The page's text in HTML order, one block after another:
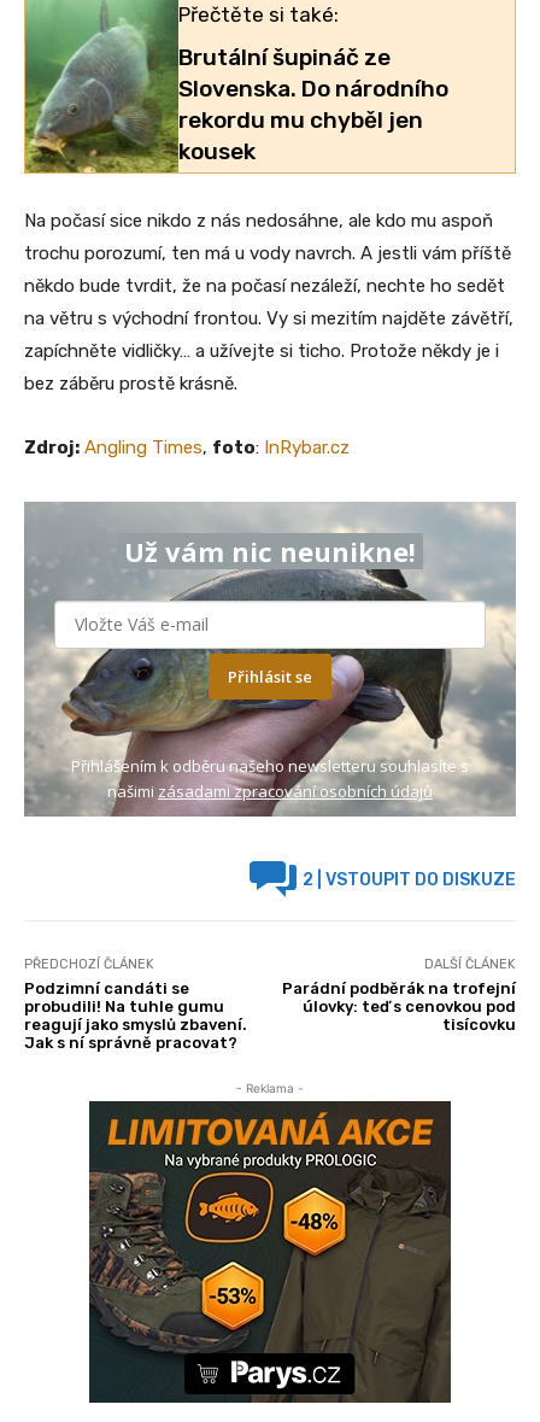
Přečtěte si také:
Brutální šupináč ze
Slovenska. Do národního
rekordu mu chyběl jen
kousek
Na počasí sice nikdo z nás nedosáhne, ale kdo mu aspoň
trochu porozumí, ten má u vody navrch. A jestli vám příště
někdo bude tvrdit, že na počasí nezáleží, nechte ho sedět
na větru s východní frontou. Vy si mezitím najděte závětří,
zapíchněte vidličky… a užívejte si ticho. Protože někdy je i
bez záběru prostě krásně.
Zdroj: Angling Times, foto: InRybar.cz
Už vám nic neunikne!
Přihlásit se
Přihlášením k odběru našeho newsletteru souhlasíte s
našimi zásadami zpracování osobních údajů
2 | VSTOUPIT DO DISKUZE
PŘEDCHOZÍ ČLÁNEK
Podzimní candáti se
probudili! Na tuhle gumu
reagují jako smyslů zbavení.
Jak s ní správně pracovat?
DALŠÍ ČLÁNEK
Parádní podběrák na trofejní
úlovky: teď s cenovkou pod
tisícovku
- Reklama -